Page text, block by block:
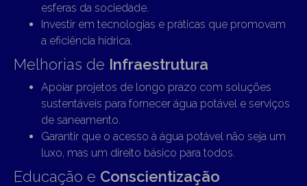
esferas da sociedade.
Investir em tecnologias e práticas que promovam
a eficiência hídrica.
Melhorias de Infraestrutura
Apoiar projetos de longo prazo com soluções
sustentáveis para fornecer água potável e serviços
de saneamento.
Garantir que o acesso à água potável não seja um
luxo, mas um direito básico para todos.
Educação e Conscientização